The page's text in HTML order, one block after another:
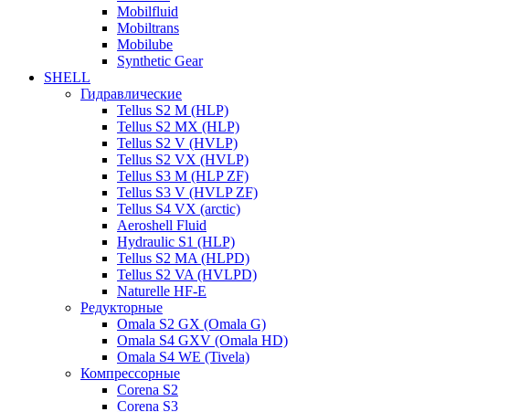
Mobilfluid
Mobiltrans
Mobilube
Synthetic Gear
SHELL
Гидравлические
Tellus S2 M (HLP)
Tellus S2 MХ (HLP)
Tellus S2 V (HVLP)
Tellus S2 VX (HVLP)
Tellus S3 M (HLP ZF)
Tellus S3 V (HVLP ZF)
Tellus S4 VX (arctic)
Aeroshell Fluid
Hydraulic S1 (HLP)
Tellus S2 MA (HLPD)
Tellus S2 VA (HVLPD)
Naturelle HF-E
Редукторные
Omala S2 GX (Omala G)
Omala S4 GXV (Omala HD)
Omala S4 WE (Tivela)
Компрессорные
Corena S2
Corena S3